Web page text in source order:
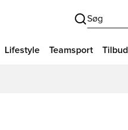
Søg
Lifestyle Teamsport Tilbud